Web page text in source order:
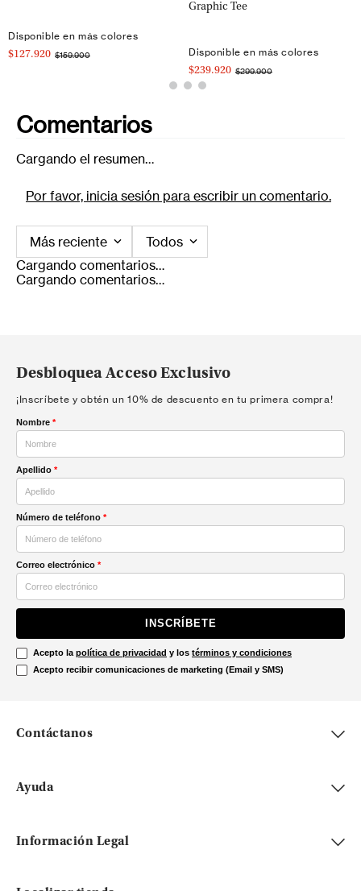
Disponible en más colores
$127.920 $159.900
Graphic Tee
Disponible en más colores
$239.920 $299.900
Comentarios
Cargando el resumen…
Por favor, inicia sesión para escribir un comentario.
Más reciente
Todos
Cargando comentarios…
Cargando comentarios…
Desbloquea Acceso Exclusivo
¡Inscríbete y obtén un 10% de descuento en tu primera compra!
Nombre *
Apellido *
Número de teléfono *
Correo electrónico *
INSCRÍBETE
Acepto la política de privacidad y los términos y condiciones
Acepto recibir comunicaciones de marketing (Email y SMS)
Contáctanos
Ayuda
Información Legal